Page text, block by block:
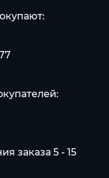
заказа 5 - 15